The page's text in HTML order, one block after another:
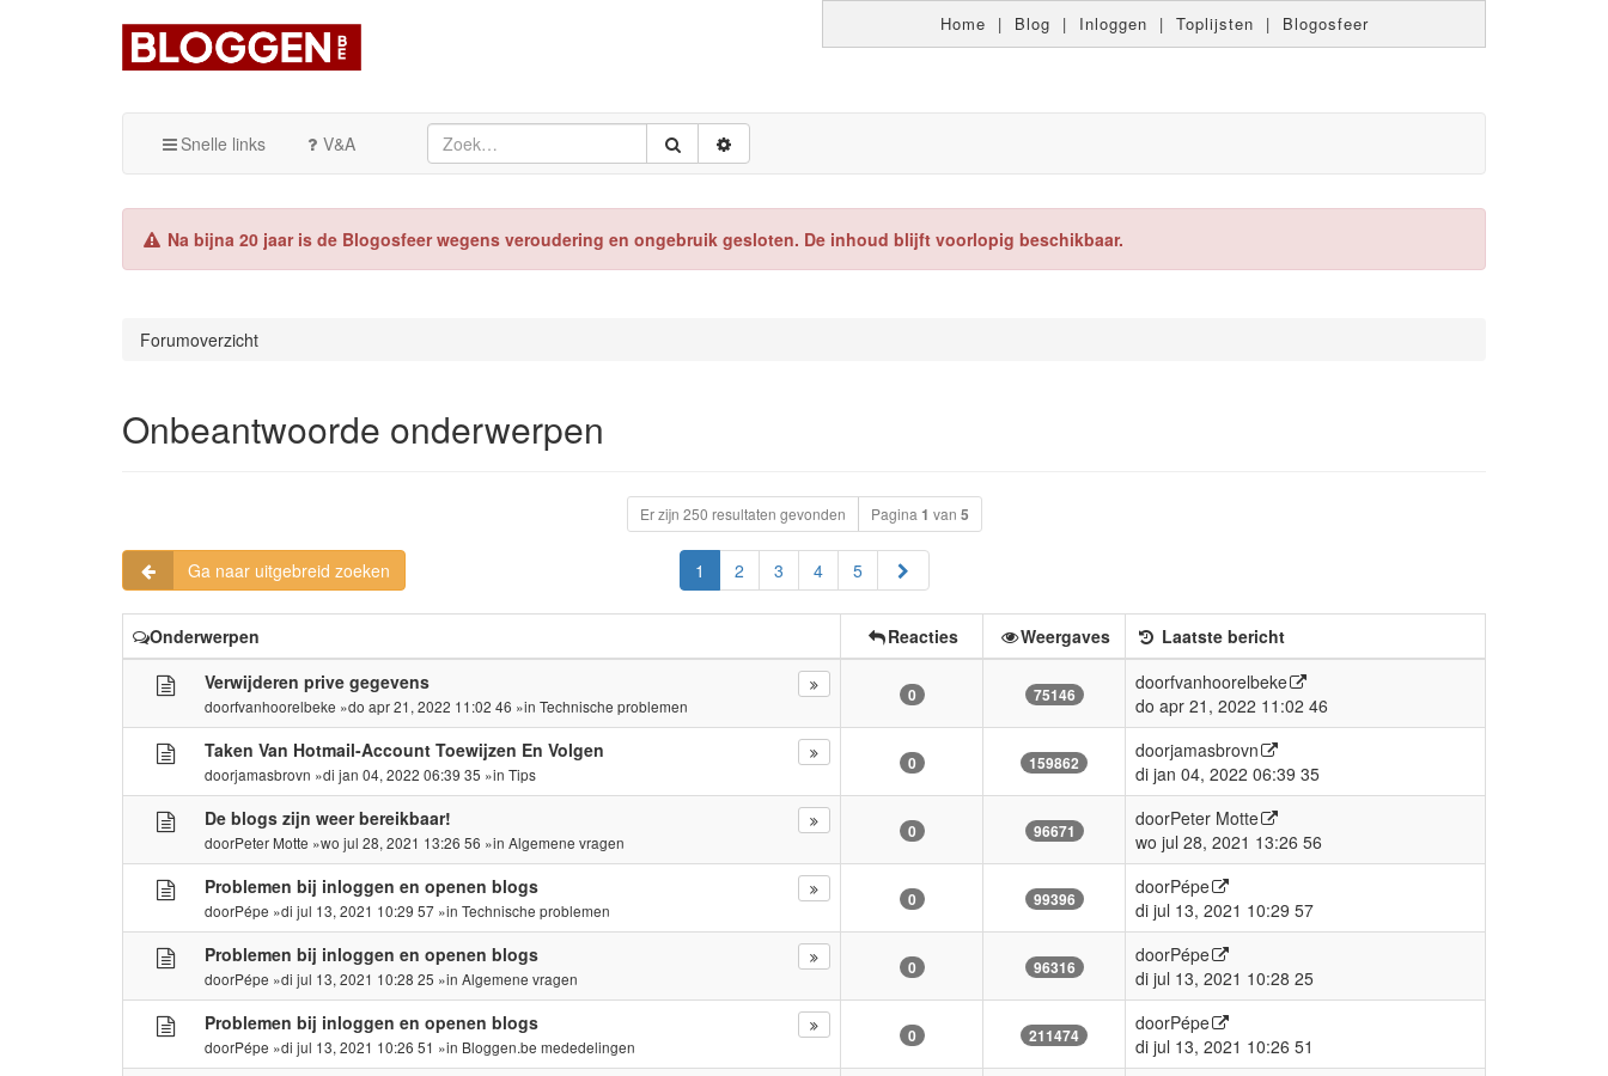
Home | Blog | Inloggen | Toplijsten | Blogosfeer
Snelle links V&A
Na bijna 20 jaar is de Blogosfeer wegens veroudering en ongebruik gesloten. De inhoud blijft voorlopig beschikbaar.
Forumoverzicht
Onbeantwoorde onderwerpen
Er zijn 250 resultaten gevonden Pagina 1 van 5
Ga naar uitgebreid zoeken 1 2 3 4 5 Volgende
Onderwerpen Reacties Weergaves
Laatste bericht
Verwijderen prive gegevens
doorfvanhoorelbeke »do apr 21, 2022 11:02 46 »inTechnische problemen
0 75146
doorfvanhoorelbeke
do apr 21, 2022 11:02 46
Taken Van Hotmail-Account Toewijzen En Volgen
doorjamasbrovn »di jan 04, 2022 06:39 35 »inTips
0 159862
doorjamasbrovn
di jan 04, 2022 06:39 35
De blogs zijn weer bereikbaar!
doorPeter Motte »wo jul 28, 2021 13:26 56 »inAlgemene vragen
0 96671
doorPeter Motte
wo jul 28, 2021 13:26 56
Problemen bij inloggen en openen blogs
doorPépe »di jul 13, 2021 10:29 57 »inTechnische problemen
0 99396
doorPépe
di jul 13, 2021 10:29 57
Problemen bij inloggen en openen blogs
doorPépe »di jul 13, 2021 10:28 25 »inAlgemene vragen
0 96316
doorPépe
di jul 13, 2021 10:28 25
Problemen bij inloggen en openen blogs
doorPépe »di jul 13, 2021 10:26 51 »in Bloggen.be mededelingen
0 211474
doorPépe
di jul 13, 2021 10:26 51